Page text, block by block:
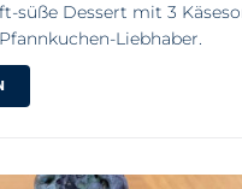
süße Dessert mit 3
Liebhaber.